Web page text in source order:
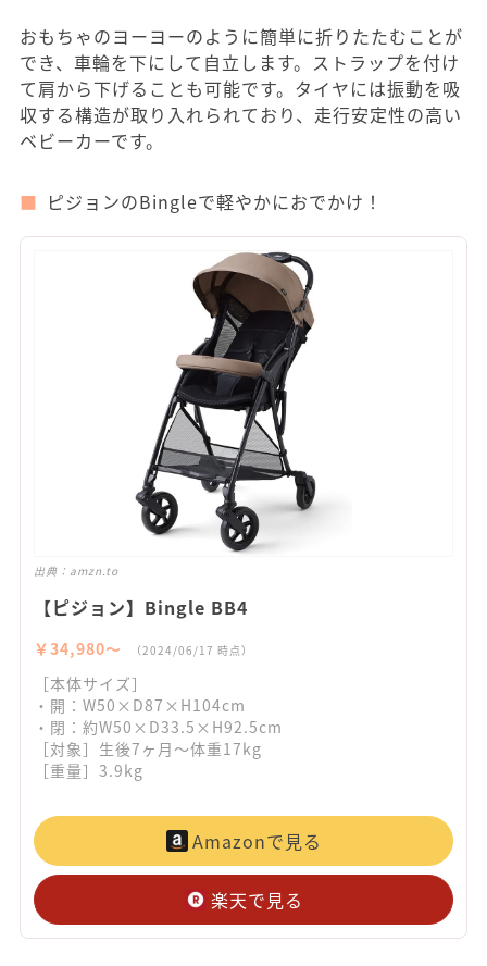
おもちゃのヨーヨーのように簡単に折りたたむことが
でき、車輪を下にして自立します。ストラップを付け
て肩から下げることも可能です。タイヤには振動を吸
収する構造が取り入れられており、走行安定性の高い
ベビーカーです。
ピジョンのBingleで軽やかにおでかけ！
出典： amzn.to
【ピジョン】Bingle BB4
￥34,980〜 （2024/06/17 時点）
［本体サイズ］
・開：W50×D87×H104cm
・閉：約W50×D33.5×H92.5cm
［対象］生後7ヶ月～体重17kg
［重量］3.9kg
Amazonで見る
楽天で見る